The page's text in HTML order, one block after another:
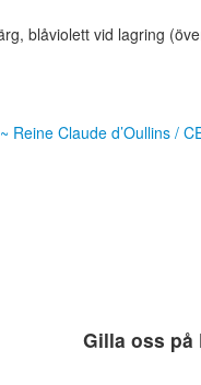
blåviolett vid lagring
Reine Claude d’Oullins /
Gilla oss på